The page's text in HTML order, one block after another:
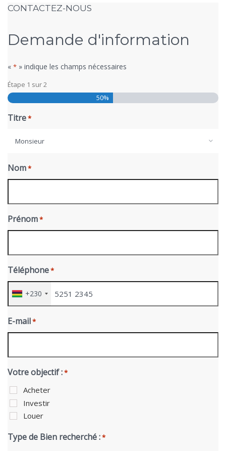
CONTACTEZ-NOUS
Demande d'information
« * » indique les champs nécessaires
Étape 1 sur2
50%
Titre*
Monsieur
Nom*
Prénom*
Téléphone*
+230
E-mail*
Votre objectif :*
Acheter
Investir
Louer
Type de Bien recherché :*